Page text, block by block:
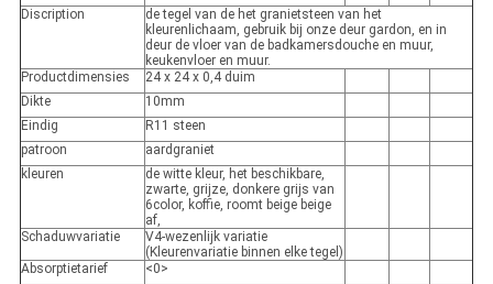
Discription
de tegel van de het granietsteen van het
kleurenlichaam, gebruik bij onze deur gardon, en in
deur de vloer van de badkamersdouche en muur,
keukenvloer en muur.
Productdimensies
24 x 24 x 0,4 duim
Dikte
10mm
Eindig
R11 steen
patroon
aardgraniet
kleuren
de witte kleur, het beschikbare,
zwarte, grijze, donkere grijs van
6color, koffie, roomt beige beige
af,
Schaduwvariatie
V4-wezenlijk variatie
(Kleurenvariatie binnen elke tegel)
Absorptietarief
<0>